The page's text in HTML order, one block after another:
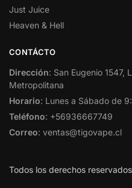
Just Juice
Heaven & Hell
CONTÁCTO
Dirección: San Eugenio 1547,
Metropolitana
Horario: Lunes a Sábado de
Teléfono: +56936667749
Correo: ventas@tigovape.cl
Todos los derechos